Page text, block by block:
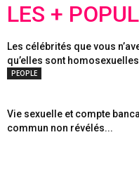
LES +
Les célébrités que vous
qu’elles sont homosexuelles
PEOPLE
Vie sexuelle et compte
commun non révélés...